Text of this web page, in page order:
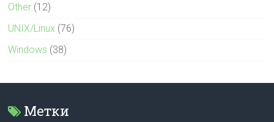
Other (12)
UNIX/Linux (76)
Windows (38)
Метки